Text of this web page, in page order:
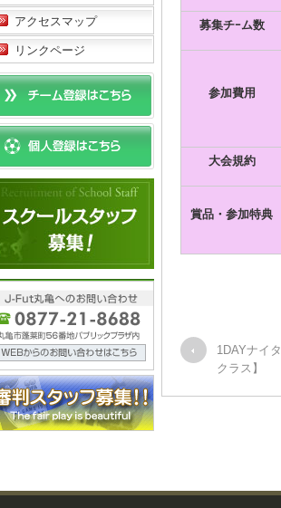
募集チｰム数
参加費用
大会規約
賞品・参加特典
1DAYナイ
クラス】
アクセスマップ
リンクページ